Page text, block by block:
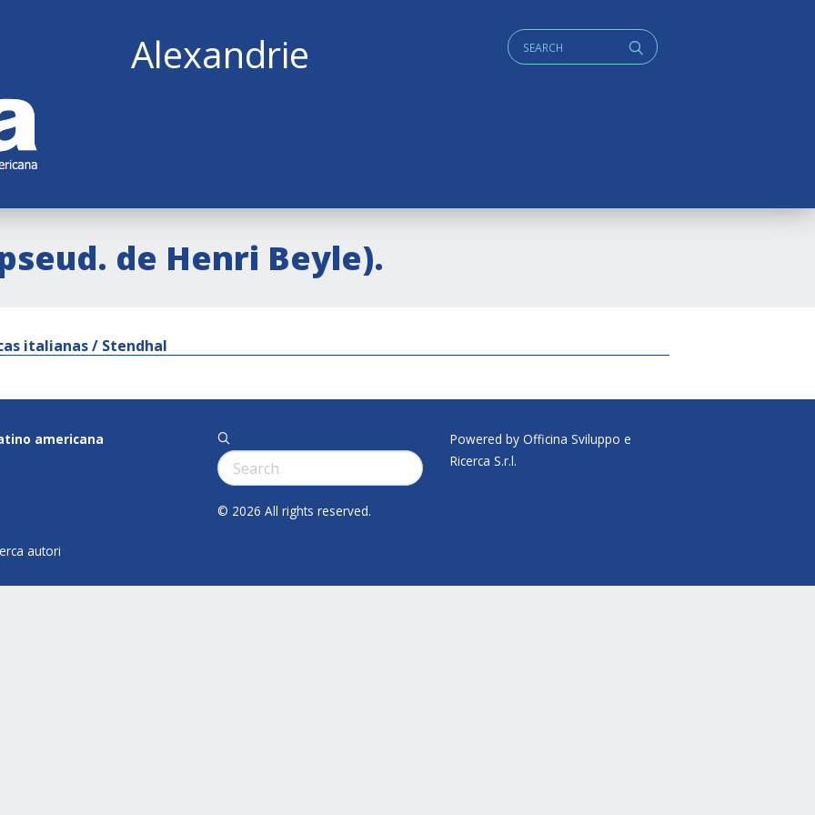
Alexandrie q
Cerca:
de Henri Beyle).
italianas / Stendhal
americana
autori
q
Cerca:
© 2026 All rights reserved.
Powered by Officina Sviluppo e
Ricerca S.r.l.